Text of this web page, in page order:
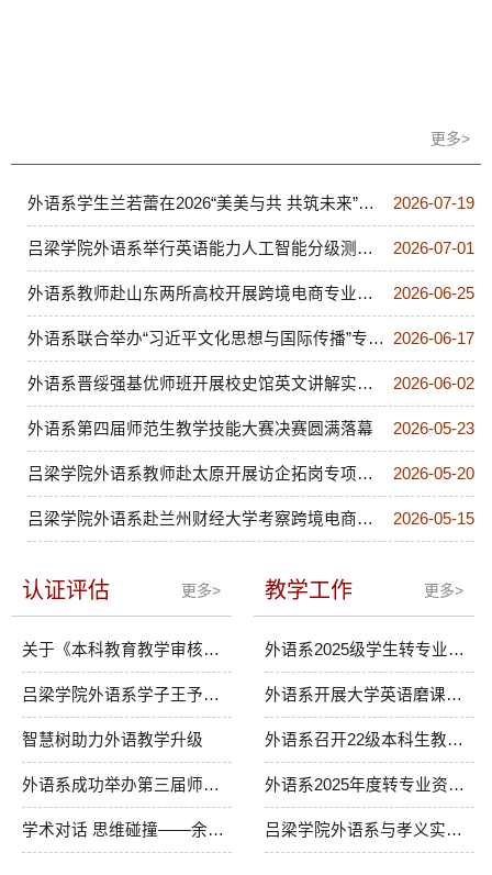
更多>
外语系学生兰若蕾在2026“美美与共 共筑未来”国际文化遗产保护活动周参加外事志愿服务 2026-07-19
吕梁学院外语系举行英语能力人工智能分级测评（CNSET）授牌仪式 2026-07-01
外语系教师赴山东两所高校开展跨境电商专业建设专项调研 2026-06-25
外语系联合举办“习近平文化思想与国际传播”专题讲座 2026-06-17
外语系晋绥强基优师班开展校史馆英文讲解实践活动 2026-06-02
外语系第四届师范生教学技能大赛决赛圆满落幕 2026-05-23
吕梁学院外语系教师赴太原开展访企拓岗专项行动 2026-05-20
吕梁学院外语系赴兰州财经大学考察跨境电商专业建设 2026-05-15
更多>
认证评估
关于《本科教育教学审核评估自评报告》的公示通知
吕梁学院外语系学子王予婷同学荣获第五届“用英语讲中国故事大会”大学生组“未来之星”
智慧树助力外语教学升级
外语系成功举办第三届师范生教学技能大赛
学术对话 思维碰撞——余小强教授外语系座谈交流会
更多>
教学工作
外语系2025级学生转专业资格初审拟通过结果公示
外语系开展大学英语磨课活动
外语系召开22级本科生教育实习总结大会暨24级专升本学生教育实习动员大会
外语系2025年度转专业资格初审拟通过结果公示
吕梁学院外语系与孝义实验中学携手，共筑实习育人新篇